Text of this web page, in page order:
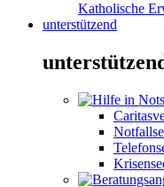
Katholische
unterstützend
unterstützend